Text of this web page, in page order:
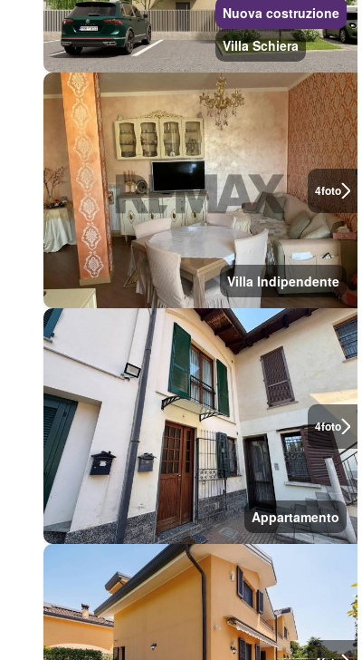
Nuova costruzione
Villa Schiera
4foto
Villa Indipendente
4foto
Appartamento